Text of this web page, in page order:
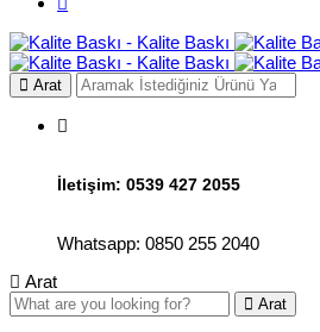
Arat
İletişim: 0539 427 2055
Whatsapp: 0850 255 2040
Arat
Arat